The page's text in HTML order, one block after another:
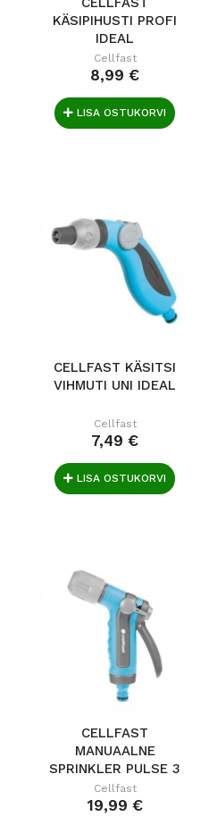
KÄSIPIHUSTI PROFI
IDEAL
Cellfast
8,99 €
LISA OSTUKORVI
CELLFAST KÄSITSI
VIHMUTI UNI IDEAL
Cellfast
7,49 €
LISA OSTUKORVI
CELLFAST
MANUAALNE
SPRINKLER PULSE 3
IDEAL
Cellfast
19,99 €